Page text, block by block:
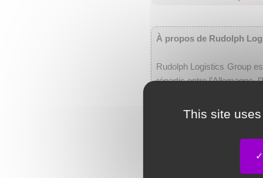
À propos de Rudolph
Rudolph Logistics Group
répartis entre l’Allemagne,
commandes jusqu’à la
d’outsourcing
le contrôle qualité. Un
normes DIN ISO 9001,
This site